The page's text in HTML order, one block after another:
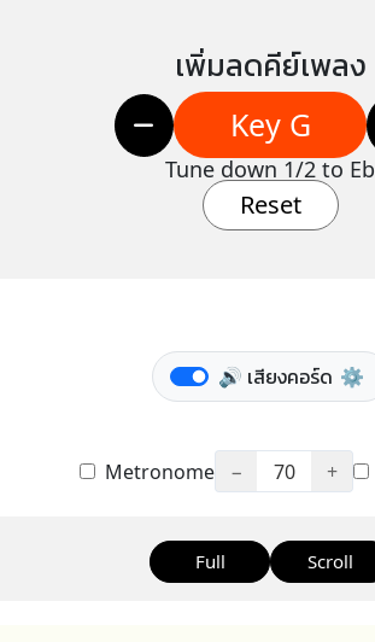
เพิ่มลดคีย์เพลง
Key G
Tune down 1/2 to Eb
Reset
🔊 เสียงคอร์ด ⚙️
Metronome − 70 +
Full Scroll